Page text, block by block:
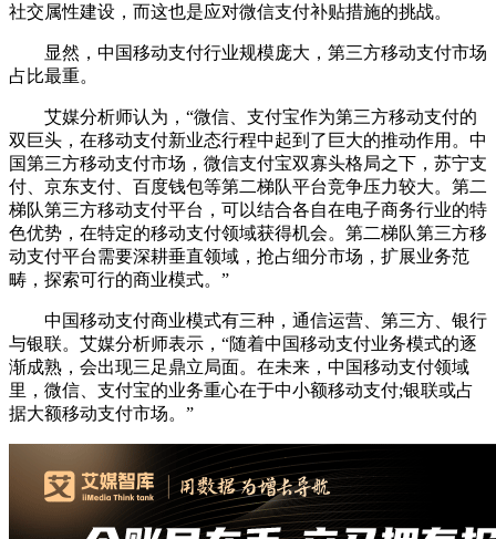
社交属性建设，而这也是应对微信支付补贴措施的挑战。
显然，中国移动支付行业规模庞大，第三方移动支付市场
占比最重。
艾媒分析师认为，“微信、支付宝作为第三方移动支付的
双巨头，在移动支付新业态行程中起到了巨大的推动作用。中
国第三方移动支付市场，微信支付宝双寡头格局之下，苏宁支
付、京东支付、百度钱包等第二梯队平台竞争压力较大。第二
梯队第三方移动支付平台，可以结合各自在电子商务行业的特
色优势，在特定的移动支付领域获得机会。第二梯队第三方移
动支付平台需要深耕垂直领域，抢占细分市场，扩展业务范
畴，探索可行的商业模式。”
中国移动支付商业模式有三种，通信运营、第三方、银行
与银联。艾媒分析师表示，“随着中国移动支付业务模式的逐
渐成熟，会出现三足鼎立局面。在未来，中国移动支付领域
里，微信、支付宝的业务重心在于中小额移动支付;银联或占
据大额移动支付市场。”